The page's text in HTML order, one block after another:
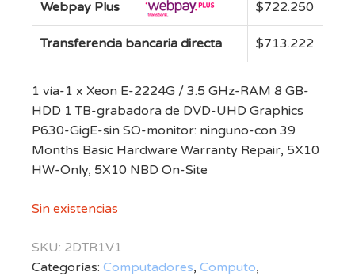
Webpay Plus $722.250
Transferencia bancaria directa $713.222
1 vía-1 x Xeon E-2224G / 3.5 GHz-RAM 8 GB-
HDD 1 TB-grabadora de DVD-UHD Graphics
P630-GigE-sin SO-monitor: ninguno-con 39
Months Basic Hardware Warranty Repair, 5X10
HW-Only, 5X10 NBD On-Site
Sin existencias
SKU: 2DTR1V1
Categorías: Computadores, Computo,